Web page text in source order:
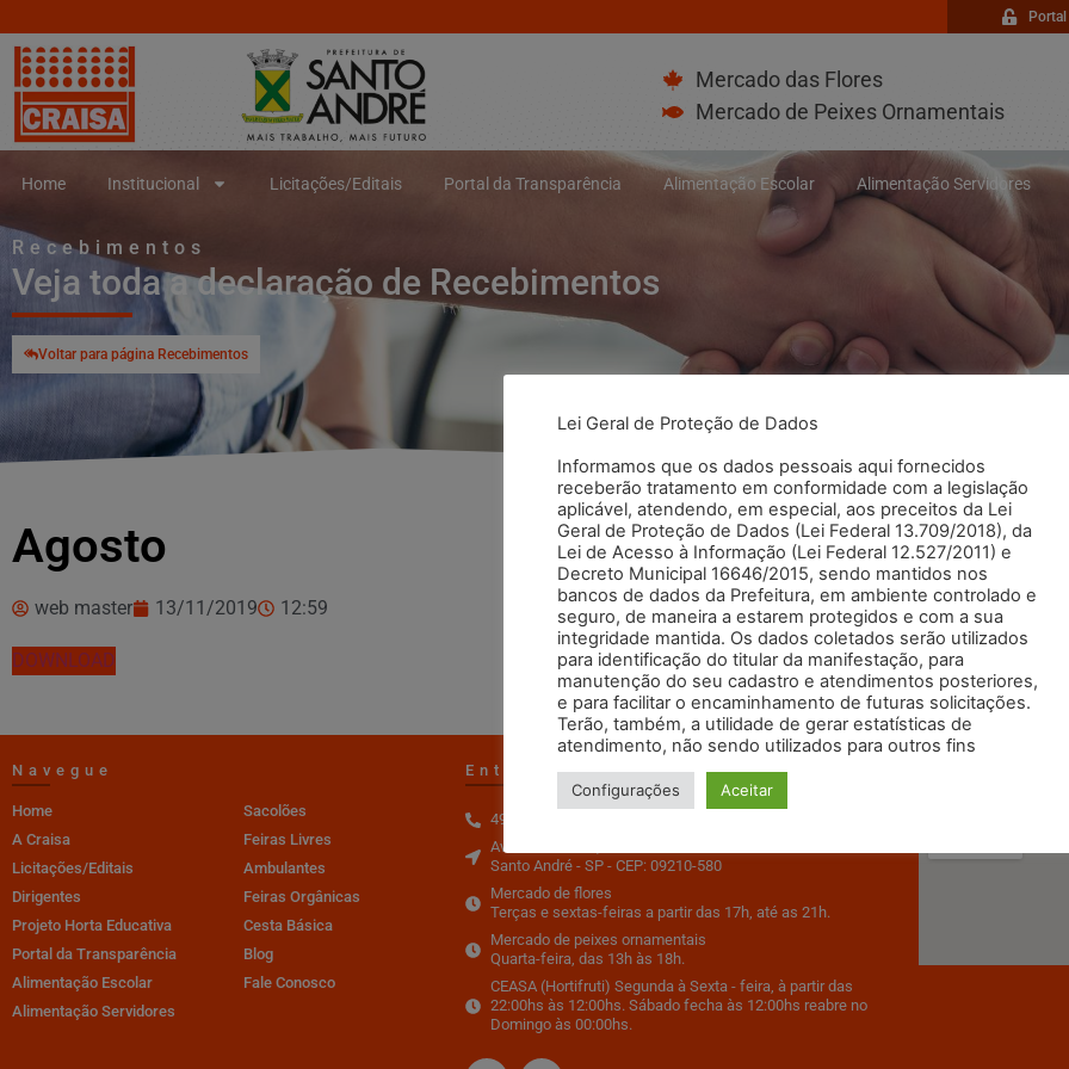
Mercado das Flores
Mercado de Peixes Ornamentais
Home Institucional Licitações/Editais Portal da Transparência Alimentação Escolar Alimentação Servidores
Recebimentos
Veja toda a declaração de Recebimentos
Voltar para página Recebimentos
Agosto
web master 13/11/2019 12:59
DOWNLOAD
Navegue
Home
A Craisa
Licitações/Editais
Dirigentes
Projeto Horta Educativa
Portal da Transparência
Alimentação Escolar
Alimentação Servidores
Sacolões
Feiras Livres
Ambulantes
Feiras Orgânicas
Cesta Básica
Blog
Fale Conosco
Entre em Contato
4996-9500
Av. dos Estados, 2195 - Bairro Santa Terezinha
Santo André - SP - CEP: 09210-580
Mercado de flores
Terças e sextas-feiras a partir das 17h, até as 21h.
Mercado de peixes ornamentais
Quarta-feira, das 13h às 18h.
CEASA (Hortifruti) Segunda à Sexta - feira, à partir das
22:00hs às 12:00hs. Sábado fecha às 12:00hs reabre no
Domingo às 00:00hs.
Lei Geral de Proteção de Dados
Informamos que os dados pessoais aqui fornecidos
receberão tratamento em conformidade com a legislação
aplicável, atendendo, em especial, aos preceitos da Lei
Geral de Proteção de Dados (Lei Federal 13.709/2018), da
Lei de Acesso à Informação (Lei Federal 12.527/2011) e
Decreto Municipal 16646/2015, sendo mantidos nos
bancos de dados da Prefeitura, em ambiente controlado e
seguro, de maneira a estarem protegidos e com a sua
integridade mantida. Os dados coletados serão utilizados
para identificação do titular da manifestação, para
manutenção do seu cadastro e atendimentos posteriores,
e para facilitar o encaminhamento de futuras solicitações.
Terão, também, a utilidade de gerar estatísticas de
atendimento, não sendo utilizados para outros fins
Configurações Aceitar